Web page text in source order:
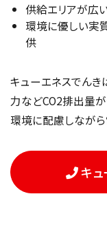
供給エリアが広
環境に優しい実
供
キューエネスでんき
力などCO2排出量
環境に配慮しながら
キ